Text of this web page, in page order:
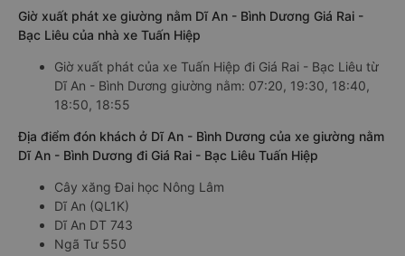
Giờ xuất phát xe giường nằm Dĩ An - Bình Dương Giá Rai -
Bạc Liêu của nhà xe Tuấn Hiệp
Giờ xuất phát của xe Tuấn Hiệp đi Giá Rai - Bạc Liêu từ
Dĩ An - Bình Dương giường nằm: 07:20, 19:30, 18:40,
18:50, 18:55
Địa điểm đón khách ở Dĩ An - Bình Dương của xe giường nằm
Dĩ An - Bình Dương đi Giá Rai - Bạc Liêu Tuấn Hiệp
Cây xăng Đai học Nông Lâm
Dĩ An (QL1K)
Dĩ An DT 743
Ngã Tư 550